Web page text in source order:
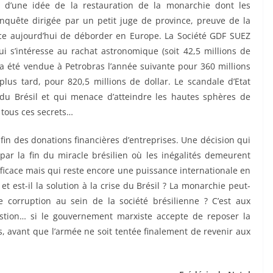
idée de la restauration de la monarchie dont les
dirigée par un petit juge de province, preuve de la
de déborder en Europe. La Société GDF SUEZ
au rachat astronomique (soit 42,5 millions de
vendue à Petrobras l’année suivante pour 360 millions
tard, pour 820,5 millions de dollar. Le scandale d’Etat
Brésil et qui menace d’atteindre les hautes sphères de
ces secrets…
des donations financières d’entreprises. Une décision qui
la fin du miracle brésilien où les inégalités demeurent
mais qui reste encore une puissance internationale en
est-il la solution à la crise du Brésil ? La monarchie peut-
au sein de la société brésilienne ? C’est aux
si le gouvernement marxiste accepte de reposer la
avant que l’armée ne soit tentée finalement de revenir aux